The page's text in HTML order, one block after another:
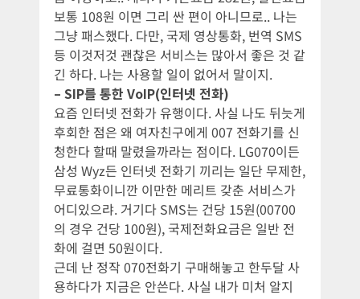
보통 108원 이면 그리 싼 편이 아니므로.. 나는
그냥 패스했다. 다만, 국제 영상통화, 번역 SMS
등 이것저것 괜찮은 서비스는 많아서 좋은 것 같
긴 하다. 나는 사용할 일이 없어서 말이지.
– SIP를 통한 VoIP(인터넷 전화)
요즘 인터넷 전화가 유행이다. 사실 나도 뒤늣게
후회한 점은 왜 여자친구에게 007 전화기를 신
청한다 할때 말렸을까라는 점이다. LG070이든
삼성 Wyz든 인터넷 전화기 끼리는 일단 무제한,
무료통화이니깐 이만한 메리트 갖춘 서비스가
어디있으랴. 거기다 SMS는 건당 15원(00700
의 경우 건당 100원), 국제전화요금은 일반 전
화에 걸면 50원이다.
근데 난 정작 070전화기 구매해놓고 한두달 사
용하다가 지금은 안쓴다. 사실 내가 미처 알지